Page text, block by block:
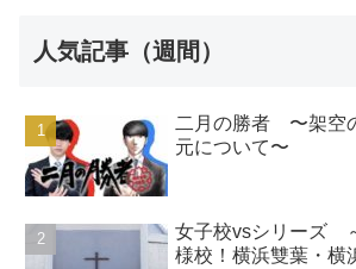
人気記事（週間）
二月の勝者 〜架空
元について〜
女子校vsシリーズ
様校！横浜雙葉・横